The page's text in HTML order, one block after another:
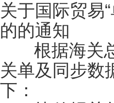
关于国际贸易
的的通知
根据海关总
关单及同步数
下：